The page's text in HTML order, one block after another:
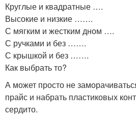
Круглые и квадратные ….
Высокие и низкие …….
С мягким и жестким дном ….
С ручками и без …….
С крышкой и без …….
Как выбрать то?
А может просто не
прайс и набрать пластиковых
сердито.